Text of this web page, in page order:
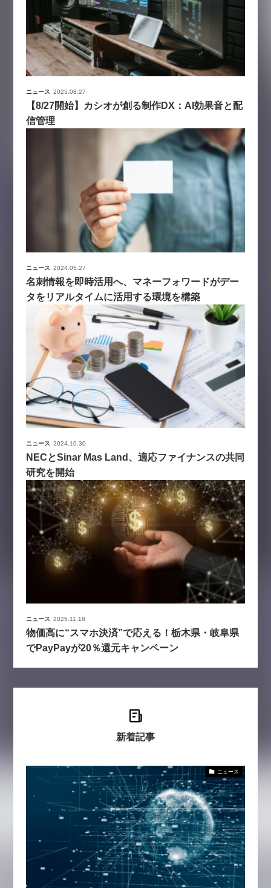
ニュース 2025.08.27
【8/27開始】カシオが創る制作DX：AI効果音と配
信管理
ニュース 2024.05.27
名刺情報を即時活用へ、マネーフォワードがデー
タをリアルタイムに活用する環境を構築
ニュース 2024.10.30
NECとSinar Mas Land、適応ファイナンスの共同
研究を開始
ニュース 2025.11.18
物価高に“スマホ決済”で応える！栃木県・岐阜県
でPayPayが20％還元キャンペーン
新着記事
ニュース